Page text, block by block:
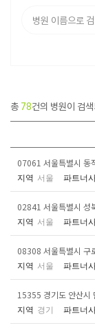
총 78건의 병원이 검
07061 서울특별시 동
지역 서울 파트너
02841 서울특별시 성
지역 서울 파트너
08308 서울특별시 구
지역 서울 파트너
15355 경기도 안산시
지역 경기 파트너